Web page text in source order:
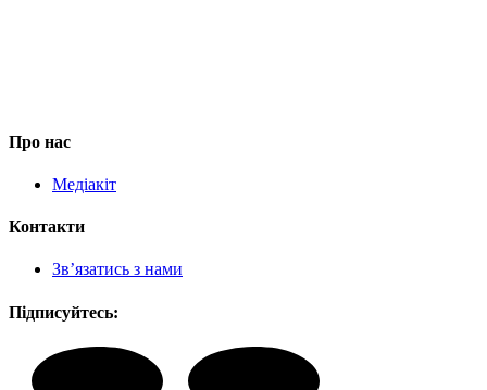
Про нас
Медіакіт
Контакти
Зв’язатись з нами
Підписуйтесь: